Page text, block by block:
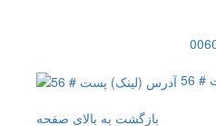
56
بازگشت به بالای صفحه